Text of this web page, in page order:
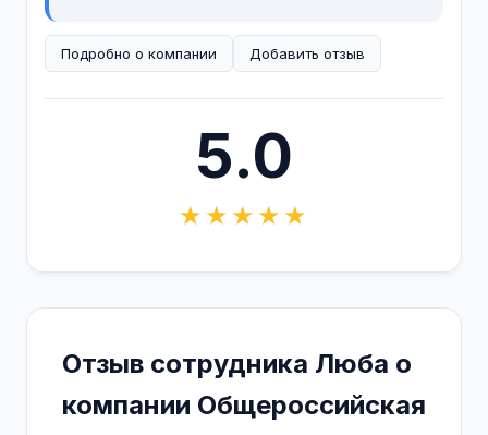
Подробно о компании Добавить отзыв
5.0
★★★★★
Отзыв сотрудника Люба о
компании Общероссийская